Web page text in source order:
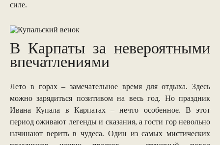
силе.
В Карпаты за невероятными
впечатлениями
Лето в горах – замечательное время для отдыха. Здесь
можно зарядиться позитивом на весь год. Но праздник
Ивана Купала в Карпатах – нечто особенное. В этот
период оживают легенды и сказания, а гости гор невольно
начинают верить в чудеса. Один из самых мистических